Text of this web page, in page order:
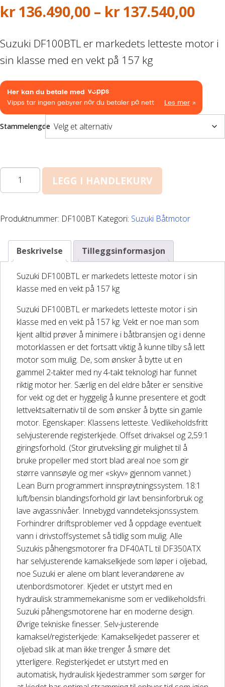
Batteriladere
GIVI – Bagasjesystem for MC
kr136.490,00 – kr137.540,00
Suzuki DF100BTL er markedets letteste motor i
sin klasse med en vekt på 157 kg
Stammelengde
LEGG I HANDLEKURV
Produktnummer: DF100BT Kategori: Suzuki Båtmotor
Beskrivelse Tilleggsinformasjon
Suzuki DF100BTL er markedets letteste motor i sin
klasse med en vekt på 157 kg
Suzuki DF100BTL er markedets letteste motor i sin
klasse med en vekt på 157 kg. Vekt er noe man som
kjent alltid prøver å minimere i båtbransjen og i denne
motorklassen er det fortsatt viktig å kunne tilby så lett
motor som mulig. De, som ønsker å bytte ut en
gammel 2-takter med ny 4-takt teknologi har funnet
riktig motor her. Særlig en del eldre båter er sensitive
for vekt og det er hyggelig å kunne presentere et godt
lettvektsalternativ til de som ønsker å bytte sin gamle
motor. Egenskaper: Klassens letteste. Vedlikeholdsfritt
selvjusterende registerkjede. Offset drivaksel og 2,59:1
giringsforhold. (Stor girutveksling gir mulighet til å
bruke propeller med stort blad areal noe som gir
større vannsøyle og mer «skyv» gjennom vannet.)
Lean Burn programmert innsprøytningssystem. 18:1
luft/bensin blandingsforhold gir lavt bensinforbruk og
lave avgassnivåer. Innebygd vanndeteksjonssystem.
Forhindrer driftsproblemer ved å oppdage eventuelt
vann i drivstoffsystemet så tidlig som mulig. Alle
Suzukis påhengsmotorer fra DF40ATL til DF350ATX
har selvjusterende kamakselkjede som løper i oljebad,
noe Suzuki er alene om blant leverandørene av
utenbordsmotorer. Kjedet er utstyrt med en
hydraulisk strammemekanisme som er vedlikeholdsfri.
Suzuki påhengsmotorene har en moderne design.
Øvrige tekniske finesser. Selv-justerende
kamaksel/registerkjede: Kamakselkjedet passerer et
oljebad slik at man ikke trenger å smøre det
ytterligere. Registerkjedet er utstyrt med en
automatisk, hydraulisk kjedestrammer som sørger for